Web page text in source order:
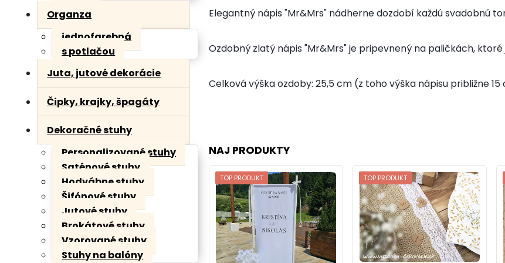
Organza
jednofarebná
s potlačou
Juta, jutové dekorácie
Čipky, krajky, špagáty
Dekoračné stuhy
Personalizované stuhy
Saténové stuhy
Hodvábne stuhy
Šifónové stuhy
Jutové stuhy
Brokátové stuhy
Vzorované stuhy
Stuhy na balóny
Elegantný nápis "Mr&Mrs" nádherne dozdobí každú svadobnú
Ozdobný zlatý nápis "Mr&Mrs" je pripevnený na paličkách,
Celková výška ozdoby: 25,5 cm (z toho výška nápisu približne 15
NAJ PRODUKTY
TOP PRODUKT TOP PRODUKT